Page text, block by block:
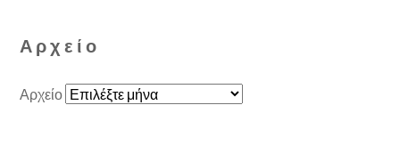
Αρχείο
Αρχείο